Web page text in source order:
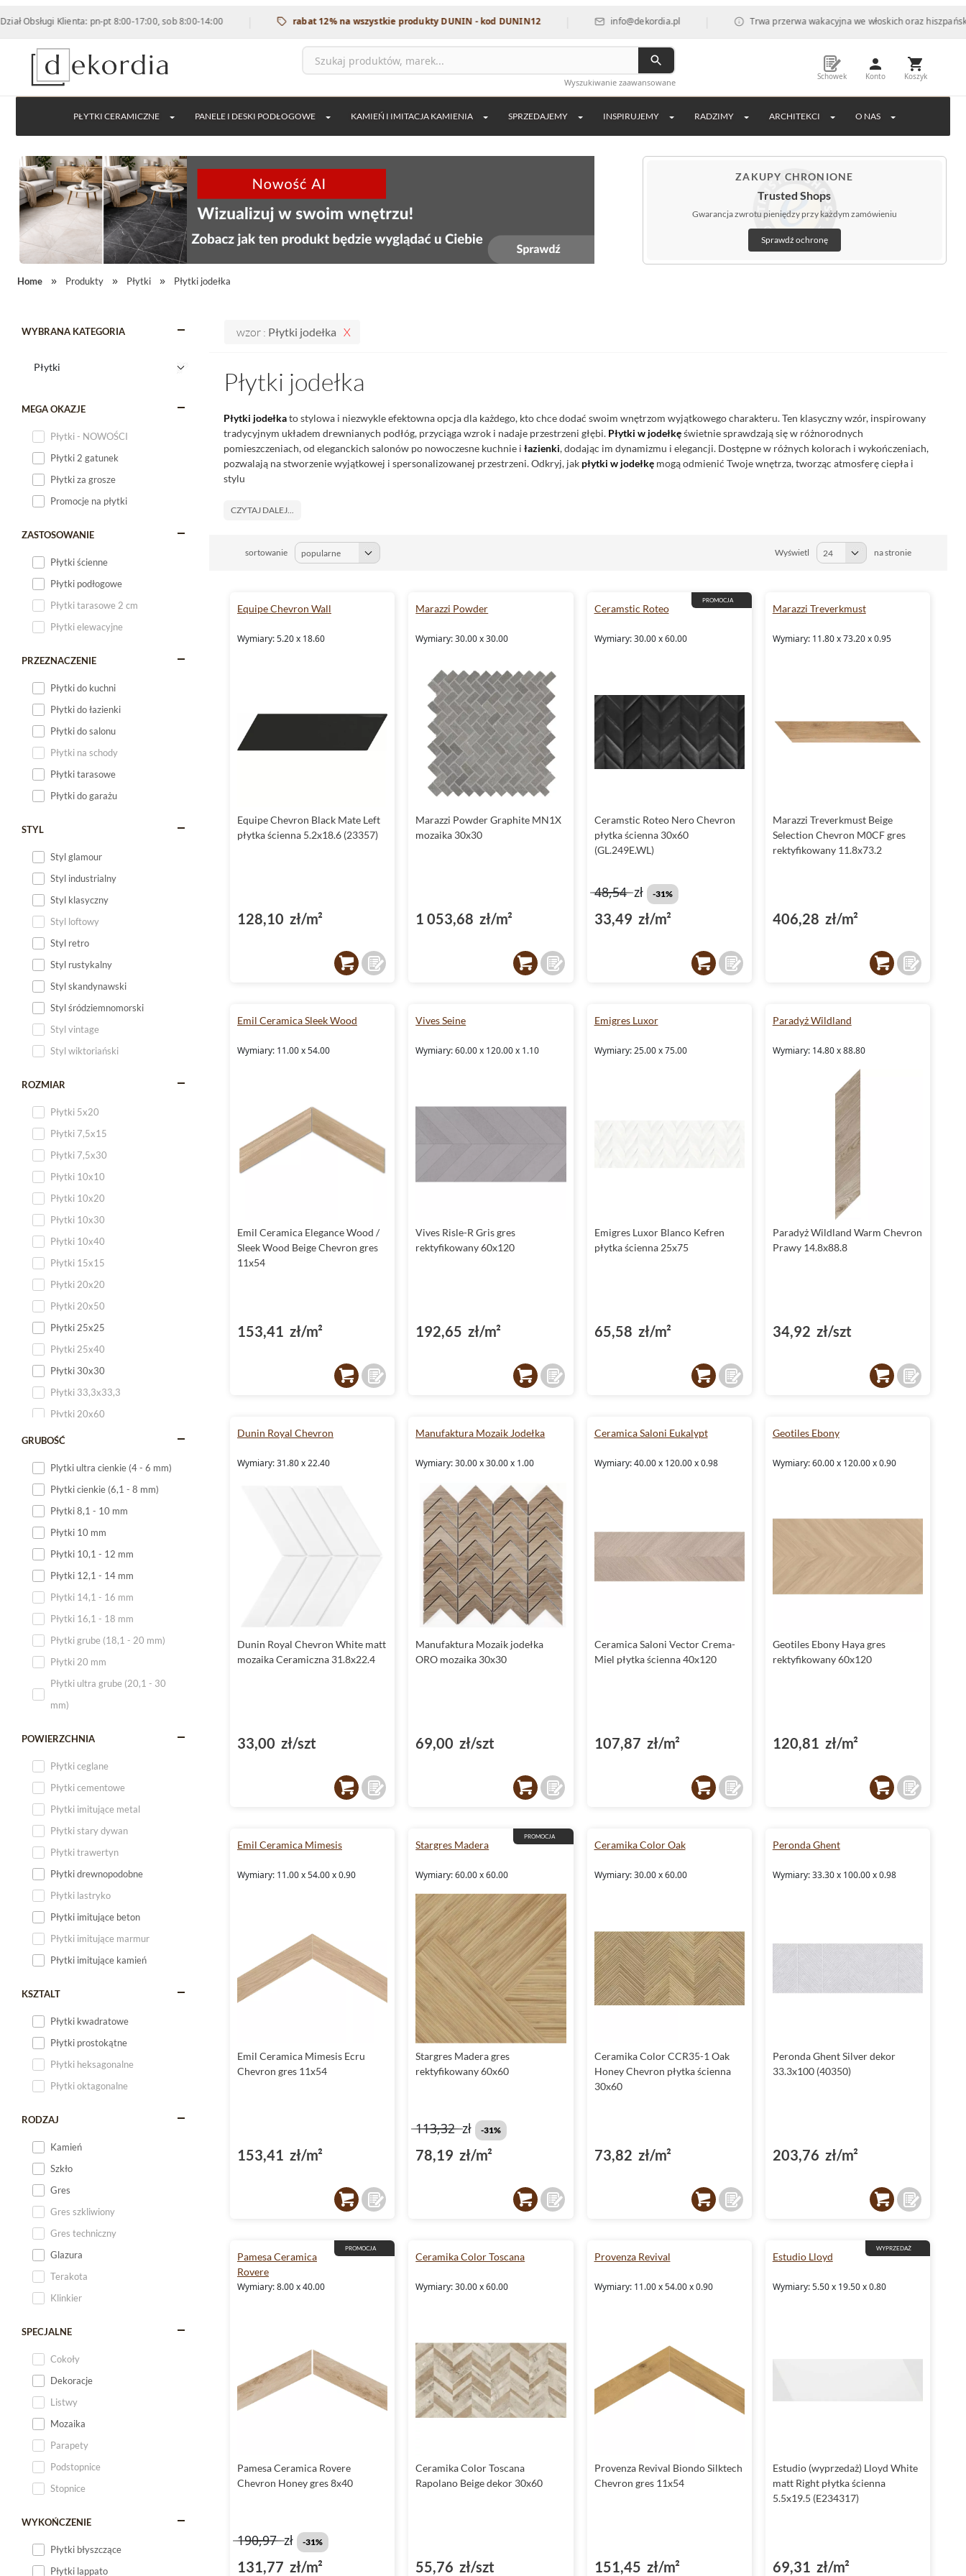
Klienta: pn-pt 8:00-17:00, sob 8:00-14:00 | rabat 12% na wszystkie produkty DUNIN - kod DUNIN12 | info@dekordia.pl | Trwa przerwa wakacyjna we włoskich oraz hiszpańskich
Wyszukiwanie zaawansowane
Schowek Konto Koszyk
PŁYTKI CERAMICZNE PANELE I DESKI PODŁOGOWE KAMIEŃ I IMITACJA KAMIENIA SPRZEDAJEMY INSPIRUJEMY RADZIMY ARCHITEKCI O NAS
ZAKUPY CHRONIONE
Trusted Shops
Gwarancja zwrotu pieniędzy przy każdym zamówieniu
Sprawdź ochronę
Home Produkty Płytki Płytki jodełka
WYBRANA KATEGORIA
MEGA OKAZJE
Płytki - NOWOŚCI
Płytki 2 gatunek
Płytki za grosze
Promocje na płytki
ZASTOSOWANIE
Płytki ścienne
Płytki podłogowe
Płytki tarasowe 2 cm
Płytki elewacyjne
PRZEZNACZENIE
Płytki do kuchni
Płytki do łazienki
Płytki do salonu
Płytki na schody
Płytki tarasowe
Płytki do garażu
STYL
Styl glamour
Styl industrialny
Styl klasyczny
Styl loftowy
Styl retro
Styl rustykalny
Styl skandynawski
Styl śródziemnomorski
Styl vintage
Styl wiktoriański
ROZMIAR
Płytki 5x20
Płytki 7,5x15
Płytki 7,5x30
Płytki 10x10
Płytki 10x20
Płytki 10x30
Płytki 10x40
Płytki 15x15
Płytki 20x20
Płytki 20x50
Płytki 25x25
Płytki 25x40
Płytki 30x30
Płytki 33,3x33,3
Płytki 20x60
Płytki 20x120
Płytki małe
GRUBOŚĆ
Plytki ultra cienkie (4 - 6 mm)
Płytki cienkie (6,1 - 8 mm)
Płytki 8,1 - 10 mm
Płytki 10 mm
Płytki 10,1 - 12 mm
Płytki 12,1 - 14 mm
Płytki 14,1 - 16 mm
Płytki 16,1 - 18 mm
Płytki grube (18,1 - 20 mm)
Płytki 20 mm
Płytki ultra grube (20,1 - 30
mm)
POWIERZCHNIA
Płytki ceglane
Płytki cementowe
Płytki imitujące metal
Płytki stary dywan
Płytki trawertyn
Płytki drewnopodobne
Płytki lastryko
Płytki imitujące beton
Płytki imitujące marmur
Płytki imitujące kamień
KSZTALT
Płytki kwadratowe
Płytki prostokątne
Płytki heksagonalne
Płytki oktagonalne
RODZAJ
Kamień
Szkło
Gres
Gres szkliwiony
Gres techniczny
Glazura
Terakota
Klinkier
SPECJALNE
Cokoły
Dekoracje
Listwy
Mozaika
Parapety
Podstopnice
Stopnice
WYKOŃCZENIE
Płytki błyszczące
Płytki lappato
wzor : Płytki jodełka
Płytki jodełka
Płytki jodełkato stylowa i niezwykle efektowna opcja dla każdego, kto chce dodać swoim wnętrzom wyjątkowego charakteru. Ten klasyczny wzór, inspirowany
tradycyjnym układem drewnianych podłóg, przyciąga wzrok i nadaje przestrzeni głębi. Płytki w jodełkęświetnie sprawdzają się w różnorodnych
pomieszczeniach, od eleganckich salonów po nowoczesne kuchnie i łazienki, dodając im dynamizmu i elegancji. Dostępne w różnych kolorach i wykończeniach,
pozwalają na stworzenie wyjątkowej i spersonalizowanej przestrzeni. Odkryj, jak płytki w jodełkę mogą odmienić Twoje wnętrza, tworząc atmosferę ciepła i
stylu
CZYTAJ DALEJ...
sortowanie Wyświetl na stronie
Equipe Chevron Wall
Wymiary: 5.20 x 18.60
Equipe Chevron Black Mate Left
płytka ścienna 5.2x18.6 (23357)
128,10 zł/m²
Marazzi Powder
Wymiary: 30.00 x 30.00
Marazzi Powder Graphite MN1X
mozaika 30x30
1 053,68 zł/m²
PROMOCJA
Ceramstic Roteo
Wymiary: 30.00 x 60.00
Ceramstic Roteo Nero Chevron
płytka ścienna 30x60
(GL.249E.WL)
48,54zł -31%
33,49 zł/m²
Marazzi Treverkmust
Wymiary: 11.80 x 73.20 x 0.95
Marazzi Treverkmust Beige
Selection Chevron M0CF gres
rektyfikowany 11.8x73.2
406,28 zł/m²
Emil Ceramica Sleek Wood
Wymiary: 11.00 x 54.00
Emil Ceramica Elegance Wood /
Sleek Wood Beige Chevron gres
11x54
153,41 zł/m²
Vives Seine
Wymiary: 60.00 x 120.00 x 1.10
Vives Risle-R Gris gres
rektyfikowany 60x120
192,65 zł/m²
Emigres Luxor
Wymiary: 25.00 x 75.00
Emigres Luxor Blanco Kefren
płytka ścienna 25x75
65,58 zł/m²
Paradyż Wildland
Wymiary: 14.80 x 88.80
Paradyż Wildland Warm Chevron
Prawy 14.8x88.8
34,92 zł/szt
Dunin Royal Chevron
Wymiary: 31.80 x 22.40
Dunin Royal Chevron White matt
mozaika Ceramiczna 31.8x22.4
33,00 zł/szt
Manufaktura Mozaik Jodełka
Wymiary: 30.00 x 30.00 x 1.00
Manufaktura Mozaik jodełka
ORO mozaika 30x30
69,00 zł/szt
Ceramica Saloni Eukalypt
Wymiary: 40.00 x 120.00 x 0.98
Ceramica Saloni Vector Crema-
Miel płytka ścienna 40x120
107,87 zł/m²
Geotiles Ebony
Wymiary: 60.00 x 120.00 x 0.90
Geotiles Ebony Haya gres
rektyfikowany 60x120
120,81 zł/m²
Emil Ceramica Mimesis
Wymiary: 11.00 x 54.00 x 0.90
Emil Ceramica Mimesis Ecru
Chevron gres 11x54
153,41 zł/m²
PROMOCJA
Stargres Madera
Wymiary: 60.00 x 60.00
Stargres Madera gres
rektyfikowany 60x60
113,32zł -31%
78,19 zł/m²
Ceramika Color Oak
Wymiary: 30.00 x 60.00
Ceramika Color CCR35-1 Oak
Honey Chevron płytka ścienna
30x60
73,82 zł/m²
Peronda Ghent
Wymiary: 33.30 x 100.00 x 0.98
Peronda Ghent Silver dekor
33.3x100 (40350)
203,76 zł/m²
PROMOCJA
Pamesa Ceramica
Rovere
Wymiary: 8.00 x 40.00
Pamesa Ceramica Rovere
Chevron Honey gres 8x40
190,97zł -31%
131,77 zł/m²
Ceramika Color Toscana
Wymiary: 30.00 x 60.00
Ceramika Color Toscana
Rapolano Beige dekor 30x60
55,76 zł/szt
Provenza Revival
Wymiary: 11.00 x 54.00 x 0.90
Provenza Revival Biondo Silktech
Chevron gres 11x54
151,45 zł/m²
WYPRZEDAŻ
Estudio Lloyd
Wymiary: 5.50 x 19.50 x 0.80
Estudio (wyprzedaż) Lloyd White
matt Right płytka ścienna
5.5x19.5 (E234317)
69,31 zł/m²